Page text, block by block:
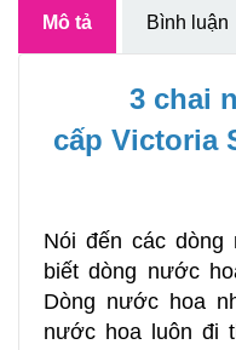
Mô tả Bình luận
3 chai
cấp Victoria
Nói đến các
biết dòng nước
Dòng nước hoa
nước hoa luôn đi